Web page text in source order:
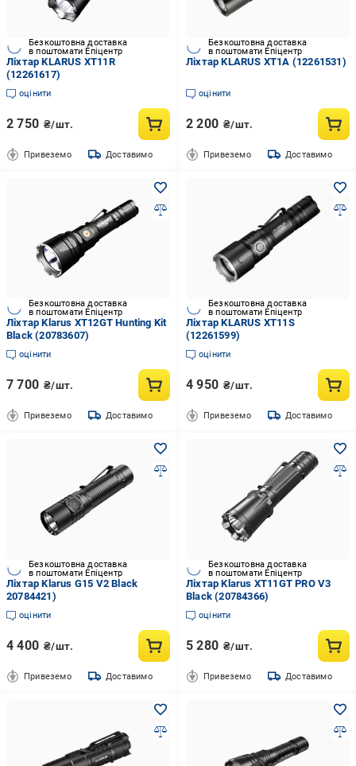
Безкоштовна доставка
в поштомати Епіцентр
Ліхтар KLARUS XT11R
(12261617)
оцінити
2 750 ₴/шт.
Привеземо Доставимо
Безкоштовна доставка
в поштомати Епіцентр
Ліхтар KLARUS XT1A (12261531)
оцінити
2 200 ₴/шт.
Привеземо Доставимо
Безкоштовна доставка
в поштомати Епіцентр
Ліхтар Klarus XT12GT Hunting Kit
Black (20783607)
оцінити
7 700 ₴/шт.
Привеземо Доставимо
Безкоштовна доставка
в поштомати Епіцентр
Ліхтар KLARUS XT11S
(12261599)
оцінити
4 950 ₴/шт.
Привеземо Доставимо
Безкоштовна доставка
в поштомати Епіцентр
Ліхтар Klarus G15 V2 Black
20784421)
оцінити
4 400 ₴/шт.
Привеземо Доставимо
Безкоштовна доставка
в поштомати Епіцентр
Ліхтар Klarus XT11GT PRO V3
Black (20784366)
оцінити
5 280 ₴/шт.
Привеземо Доставимо